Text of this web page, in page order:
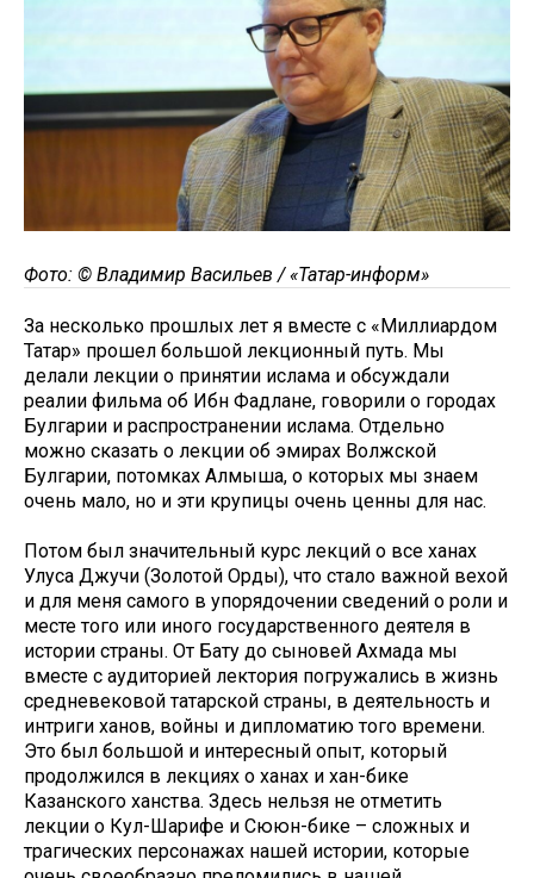
Фото: © Владимир Васильев / «Татар-информ»
За несколько прошлых лет я вместе с «Миллиардом
Татар» прошел большой лекционный путь. Мы
делали лекции о принятии ислама и обсуждали
реалии фильма об Ибн Фадлане, говорили о городах
Булгарии и распространении ислама. Отдельно
можно сказать о лекции об эмирах Волжской
Булгарии, потомках Алмыша, о которых мы знаем
очень мало, но и эти крупицы очень ценны для нас.
Потом был значительный курс лекций о все ханах
Улуса Джучи (Золотой Орды), что стало важной вехой
и для меня самого в упорядочении сведений о роли и
месте того или иного государственного деятеля в
истории страны. От Бату до сыновей Ахмада мы
вместе с аудиторией лектория погружались в жизнь
средневековой татарской страны, в деятельность и
интриги ханов, войны и дипломатию того времени.
Это был большой и интересный опыт, который
продолжился в лекциях о ханах и хан-бике
Казанского ханства. Здесь нельзя не отметить
лекции о Кул-Шарифе и Сююн-бике – сложных и
трагических персонажах нашей истории, которые